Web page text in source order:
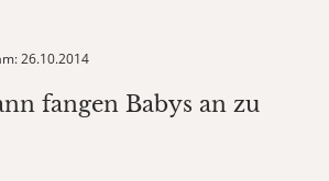
26.10.2014
fangen Babys an zu